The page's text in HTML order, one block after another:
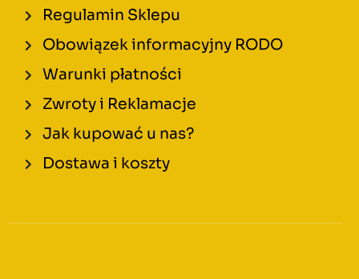
Regulamin Sklepu
Obowiązek informacyjny RODO
Warunki płatności
Zwroty i Reklamacje
Jak kupować u nas?
Dostawa i koszty